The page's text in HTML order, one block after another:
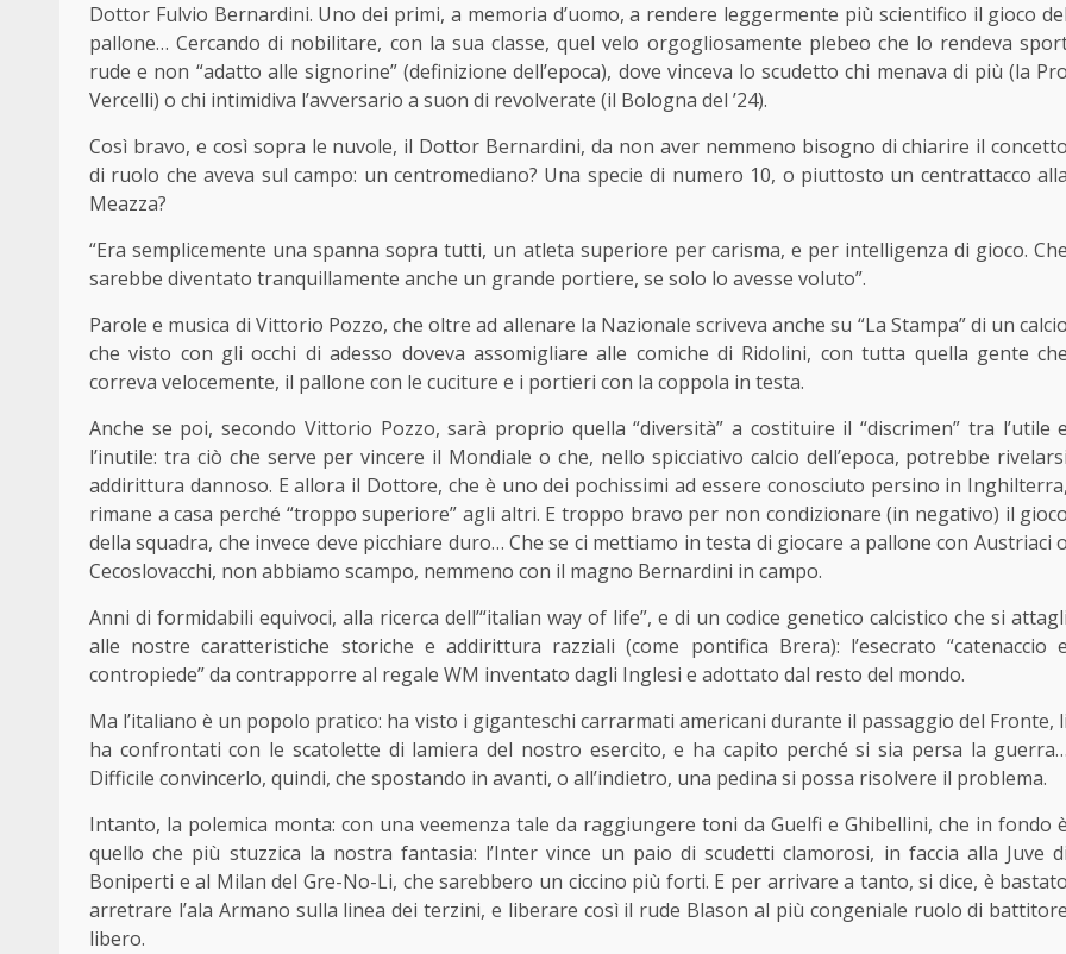
Dottor Fulvio Bernardini. Uno dei primi, a memoria d’uomo, a rendere leggermente più scientifico il gioco del
pallone… Cercando di nobilitare, con la sua classe, quel velo orgogliosamente plebeo che lo rendeva
rude e non “adatto alle signorine” (definizione dell’epoca), dove vinceva lo scudetto chi menava di più (la Pro
Vercelli) o chi intimidiva l’avversario a suon di revolverate (il Bologna del ’24).
Così bravo, e così sopra le nuvole, il Dottor Bernardini, da non aver nemmeno bisogno di chiarire il concetto
di ruolo che aveva sul campo: un centromediano? Una specie di numero 10, o piuttosto un centrattacco alla
Meazza?
“Era semplicemente una spanna sopra tutti, un atleta superiore per carisma, e per intelligenza di gioco. Che
sarebbe diventato tranquillamente anche un grande portiere, se solo lo avesse voluto”.
Parole e musica di Vittorio Pozzo, che oltre ad allenare la Nazionale scriveva anche su “La Stampa” di un calcio
che visto con gli occhi di adesso doveva assomigliare alle comiche di Ridolini, con tutta quella gente che
correva velocemente, il pallone con le cuciture e i portieri con la coppola in testa.
Anche se poi, secondo Vittorio Pozzo, sarà proprio quella “diversità” a costituire il “discrimen” tra l’utile e
l’inutile: tra ciò che serve per vincere il Mondiale o che, nello spicciativo calcio dell’epoca, potrebbe rivelarsi
addirittura dannoso. E allora il Dottore, che è uno dei pochissimi ad essere conosciuto persino in Inghilterra,
rimane a casa perché “troppo superiore” agli altri. E troppo bravo per non condizionare (in negativo) il gioco
della squadra, che invece deve picchiare duro… Che se ci mettiamo in testa di giocare a pallone con Austriaci o
Cecoslovacchi, non abbiamo scampo, nemmeno con il magno Bernardini in campo.
Anni di formidabili equivoci, alla ricerca dell’“italian way of life”, e di un codice genetico calcistico che si attagli
alle nostre caratteristiche storiche e addirittura razziali (come pontifica Brera): l’esecrato “catenaccio e
contropiede” da contrapporre al regale WM inventato dagli Inglesi e adottato dal resto del mondo.
Ma l’italiano è un popolo pratico: ha visto i giganteschi carrarmati americani durante il passaggio del Fronte, li
ha confrontati con le scatolette di lamiera del nostro esercito, e ha capito perché si sia persa la guerra…
Difficile convincerlo, quindi, che spostando in avanti, o all’indietro, una pedina si possa risolvere il problema.
Intanto, la polemica monta: con una veemenza tale da raggiungere toni da Guelfi e Ghibellini, che in fondo è
quello che più stuzzica la nostra fantasia: l’Inter vince un paio di scudetti clamorosi, in faccia alla Juve di
Boniperti e al Milan del Gre-No-Li, che sarebbero un ciccino più forti. E per arrivare a tanto, si dice, è bastato
arretrare l’ala Armano sulla linea dei terzini, e liberare così il rude Blason al più congeniale ruolo di battitore
libero.